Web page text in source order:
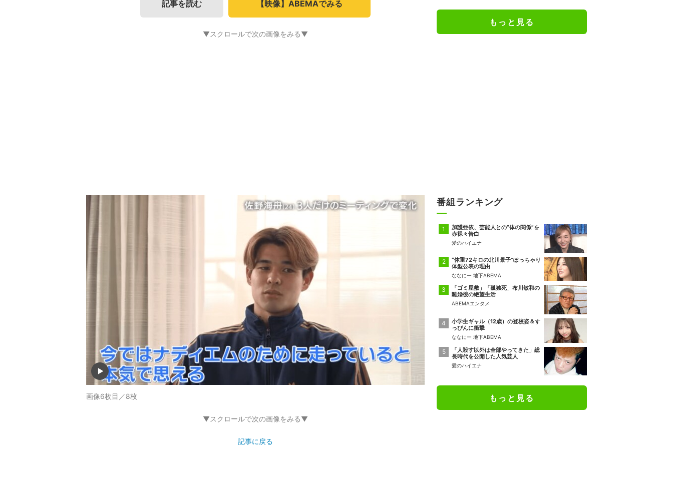
記事を読む 【映像】ABEMAでみる
▼スクロールで次の画像をみる▼
画像6枚目／8枚
▼スクロールで次の画像をみる▼
記事に戻る
もっと見る
番組ランキング
加護亜依、芸能人との“体の関係”を
赤裸々告白
愛のハイエナ
“体重72キロの北川景子”ぽっちゃり
体型公表の理由
ななにー 地下ABEMA
「ゴミ屋敷」「孤独死」布川敏和の
離婚後の絶望生活
ABEMAエンタメ
小学生ギャル（12歳）の登校姿＆す
っぴんに衝撃
ななにー 地下ABEMA
「人殺す以外は全部やってきた」総
長時代を公開した人気芸人
愛のハイエナ
もっと見る